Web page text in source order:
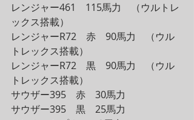
レンジャー461　115馬力　（ウルトレ
ックス搭載）
レンジャーR72　赤　90馬力　（ウル
トレックス搭載）
レンジャーR72　黒　90馬力　（ウル
トレックス搭載）
サウザー395　赤　30馬力
サウザー395　黒　25馬力